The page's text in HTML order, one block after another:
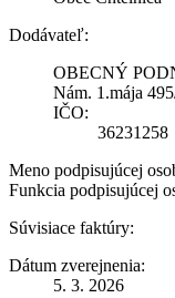
Dodávateľ:
OBECNÝ
Nám. 1.mája
IČO:
36231258
Meno podpisujúcej
Funkcia podpisujúcej
Súvisiace faktúry:
Dátum zverejnenia:
5. 3. 2026